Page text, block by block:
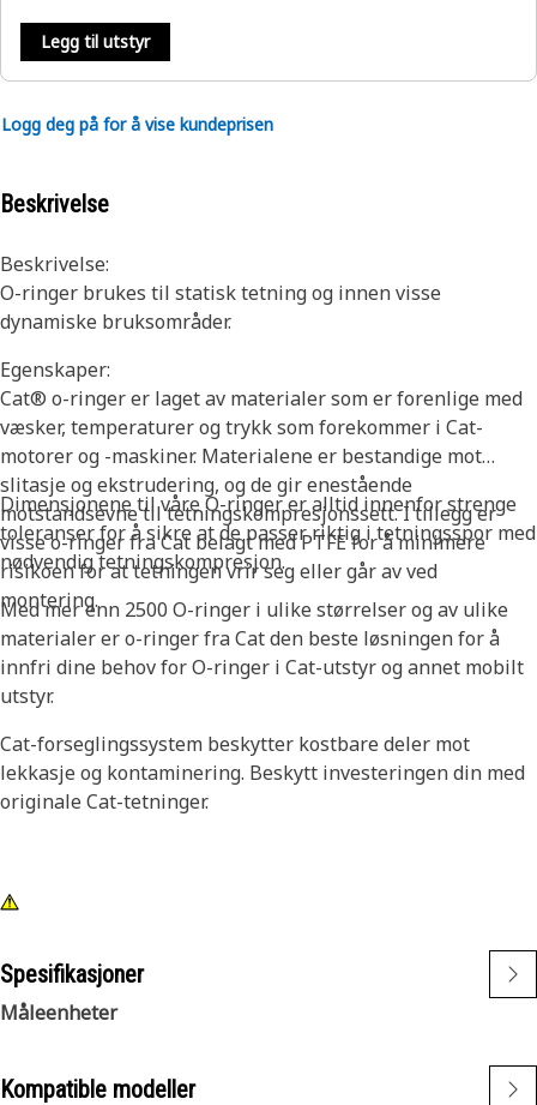
Legg til utstyr
Logg deg på for å vise kundeprisen
Beskrivelse
Beskrivelse:
O-ringer brukes til statisk tetning og innen visse
dynamiske bruksområder.
Egenskaper:
Cat® o-ringer er laget av materialer som er forenlige med
væsker, temperaturer og trykk som forekommer i Cat-
motorer og -maskiner. Materialene er bestandige mot
slitasje og ekstrudering, og de gir enestående
motstandsevne til tetningskompresjonssett. I tillegg er
visse o-ringer fra Cat belagt med PTFE for å minimere
risikoen for at tetningen vrir seg eller går av ved
montering.
Dimensjonene til våre O-ringer er alltid innenfor strenge
toleranser for å sikre at de passer riktig i tetningsspor med
nødvendig tetningskompresjon.
Med mer enn 2500 O-ringer i ulike størrelser og av ulike
materialer er o-ringer fra Cat den beste løsningen for å
innfri dine behov for O-ringer i Cat-utstyr og annet mobilt
utstyr.
Cat-forseglingssystem beskytter kostbare deler mot
lekkasje og kontaminering. Beskytt investeringen din med
originale Cat-tetninger.
Spesifikasjoner
Måleenheter
Kompatible modeller